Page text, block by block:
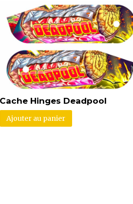
Cache Hinges Deadpool
Ajouter au panier